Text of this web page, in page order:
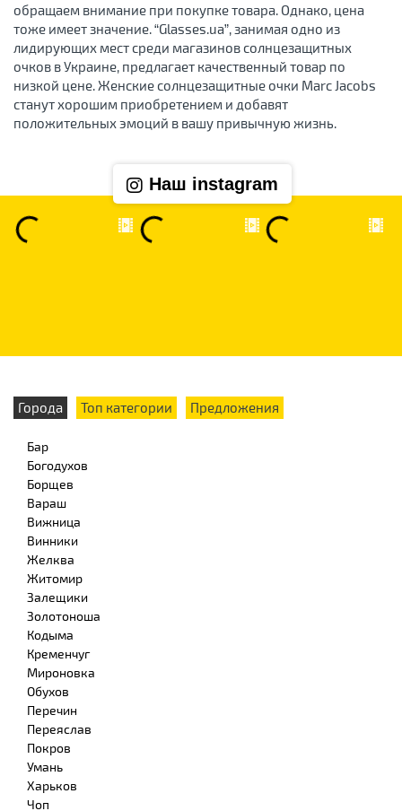
обращаем внимание при покупке товара. Однако, цена
тоже имеет значение. “Glasses.ua”, занимая одно из
лидирующих мест среди магазинов солнцезащитных
очков в Украине, предлагает качественный товар по
низкой цене. Женские солнцезащитные очки Marc Jacobs
станут хорошим приобретением и добавят
положительных эмоций в вашу привычную жизнь.
Наш instagram
Города Топ категории Предложения
Бар
Богодухов
Борщев
Вараш
Вижница
Винники
Желква
Житомир
Залещики
Золотоноша
Кодыма
Кременчуг
Мироновка
Обухов
Перечин
Переяслав
Покров
Умань
Харьков
Чоп